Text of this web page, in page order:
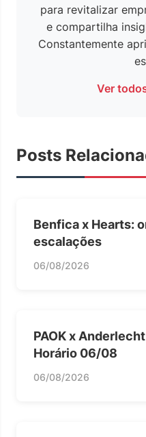
para revitalizar
e compartilha
Constantemente
Ver
Posts
Benfica x Hearts:
escalações
06/08/2026
PAOK x
Horário 06/08
06/08/2026